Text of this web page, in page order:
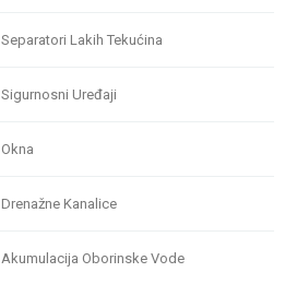
Separatori Lakih Tekućina
Sigurnosni Uređaji
Okna
Drenažne Kanalice
Akumulacija Oborinske Vode